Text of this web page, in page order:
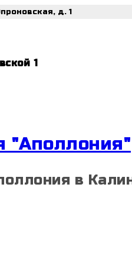
д. 1
1
"Аполлония"
в